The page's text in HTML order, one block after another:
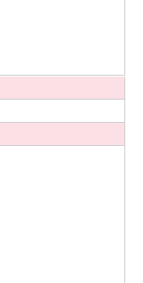
い分野のお話も教
迎です！沢山お
好きです！！
食べたくなっちゃ